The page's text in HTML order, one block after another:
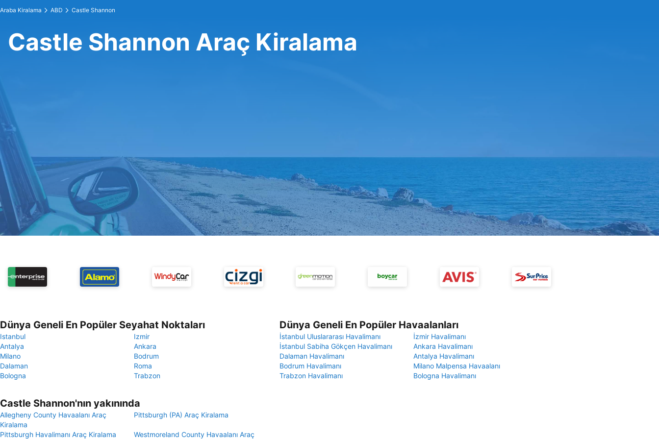
Araba Kiralama ABD Castle Shannon
Castle Shannon Araç Kiralama
Dünya Geneli En Popüler Seyahat Noktaları
Istanbul
Izmir
Antalya
Ankara
Milano
Bodrum
Dalaman
Roma
Bologna
Trabzon
Dünya Geneli En Popüler Havaalanları
İstanbul Uluslararası Havalimanı
İzmir Havalimanı
İstanbul Sabiha Gökçen Havalimanı
Ankara Havalimanı
Dalaman Havalimanı
Antalya Havalimanı
Bodrum Havalimanı
Milano Malpensa Havaalanı
Trabzon Havalimanı
Bologna Havalimanı
Castle Shannon'nın yakınında
Allegheny County Havaalanı Araç
Kiralama
Pittsburgh (PA) Araç Kiralama
Pittsburgh Havalimanı Araç Kiralama Westmoreland County Havaalanı Araç